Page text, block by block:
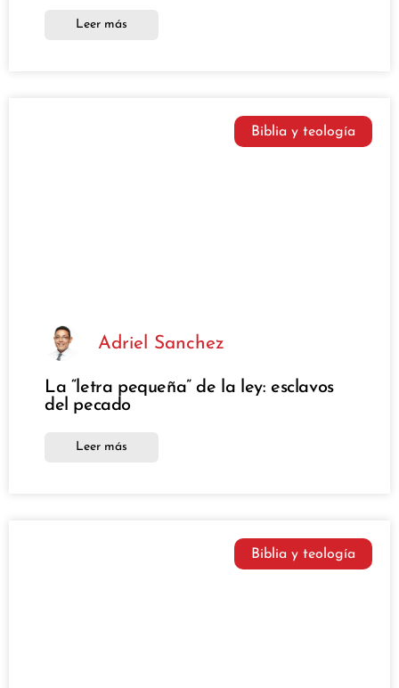
Leer más
Biblia y teología
Adriel Sanchez
La “letra pequeña” de la ley: esclavos
del pecado
Leer más
Biblia y teología